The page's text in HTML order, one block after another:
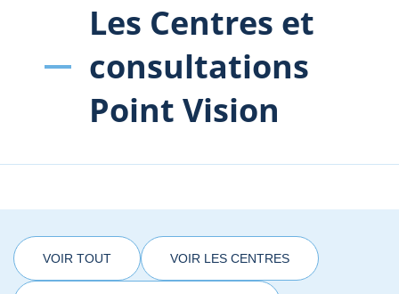
Les Centres et
consultations
Point Vision
VOIR TOUT VOIR LES CENTRES